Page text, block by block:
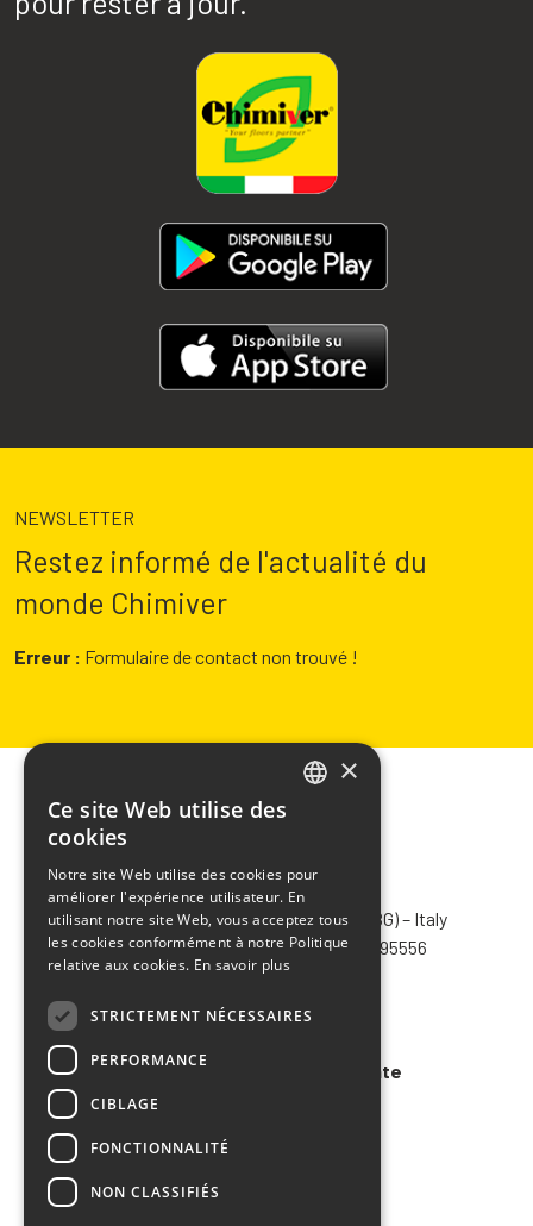
NEWSLETTER
Restez informé de l'actualité du
monde Chimiver
Erreur : Formulaire de contact non trouvé !
CHIMIVER PANSERI S.p.A.
Via Bergamo, 1401 – 24030 Pontida (BG) – Italy
Tel.+39 035 795031– Fax +39 035 795556
info@chimiver.com
Faq
Conditions générales de vente
SPANISH
×
Ce site Web utilise des
cookies
Notre site Web utilise des cookies pour
améliorer l'expérience utilisateur. En
utilisant notre site Web, vous acceptez tous
les cookies conformément à notre Politique
relative aux cookies. En savoir plus
STRICTEMENT NÉCESSAIRES
PERFORMANCE
CIBLAGE
FONCTIONNALITÉ
NON CLASSIFIÉS